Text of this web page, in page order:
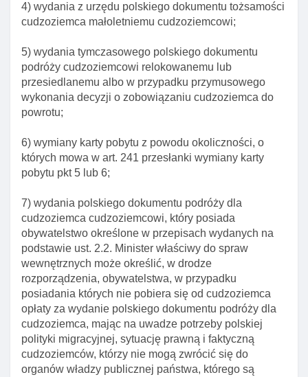
4) wydania z urzędu polskiego dokumentu tożsamości
cudzoziemca małoletniemu cudzoziemcowi;
5) wydania tymczasowego polskiego dokumentu
podróży cudzoziemcowi relokowanemu lub
przesiedlanemu albo w przypadku przymusowego
wykonania decyzji o zobowiązaniu cudzoziemca do
powrotu;
6) wymiany karty pobytu z powodu okoliczności, o
których mowa w art. 241 przesłanki wymiany karty
pobytu pkt 5 lub 6;
7) wydania polskiego dokumentu podróży dla
cudzoziemca cudzoziemcowi, który posiada
obywatelstwo określone w przepisach wydanych na
podstawie ust. 2.2. Minister właściwy do spraw
wewnętrznych może określić, w drodze
rozporządzenia, obywatelstwa, w przypadku
posiadania których nie pobiera się od cudzoziemca
opłaty za wydanie polskiego dokumentu podróży dla
cudzoziemca, mając na uwadze potrzeby polskiej
polityki migracyjnej, sytuację prawną i faktyczną
cudzoziemców, którzy nie mogą zwrócić się do
organów władzy publicznej państwa, którego są
pobyt stały małżonka obywatela polskiego
Art. 206. Potwierdzenie złożenia wniosku o
udzielenie zezwolenia na pobyt stały
Art. 207. Informacje zasięgane przez wojewodę
przed wydaniem decyzji o zezwoleniu na pobyt stały
Art. 207a. Strona postępowania w sprawie
zezwolenia na pobyt stały cudzoziemca
Art. 208. Opinia wojewody w sprawie przesłanek do
cofnięcia zezwolenia na pobyt stały
Art. 208a. Prośba o konsultacje w sprawie wydania
Art. 208b. Opinia wojewody w sprawie zezwolenia na
pobyt stały
Art. 210. Termin wydania decyzji w sprawie
udzielenia cudzoziemcowi zezwolenia na pobyt stały
Dział VII. Dokumenty wydawane cudzoziemcom
Art. 226. Dokumenty wydawane cudzoziemcowi
Art. 227. Decyzja o stwierdzeniu nieważnośCI
wydanego dokumentu
Art. 228. Dokumenty cudzoziemca bez jego podpisu